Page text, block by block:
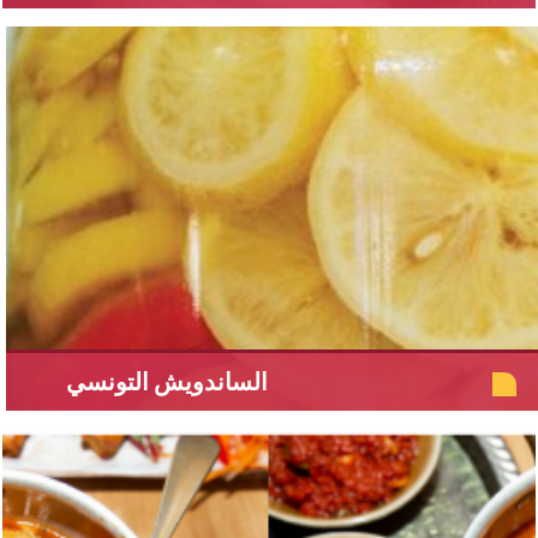
الساندويش التونسي